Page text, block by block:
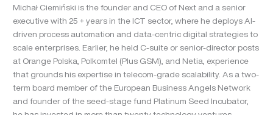
Michał Ciemiński is the founder and CEO of Next and a senior
executive with 25 + years in the ICT sector, where he deploys AI-
driven process automation and data-centric digital strategies to
scale enterprises. Earlier, he held C-suite or senior-director posts
at Orange Polska, Polkomtel (Plus GSM), and Netia, experience
that grounds his expertise in telecom-grade scalability. As a two-
term board member of the European Business Angels Network
and founder of the seed-stage fund Platinum Seed Incubator,